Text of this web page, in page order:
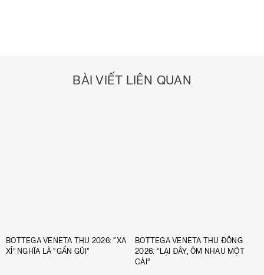
BÀI VIẾT LIÊN QUAN
BOTTEGA VENETA THU 2026: “XA
XỈ” NGHĨA LÀ “GẦN GŨI”
BOTTEGA VENETA THU ĐÔNG
2026: “LẠI ĐÂY, ÔM NHAU MỘT
CÁI”